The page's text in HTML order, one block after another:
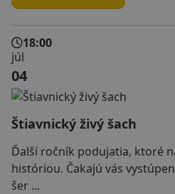
18:00
júl
04
Štiavnický živý šach
Ďalší ročník podujatia, ktoré
históriou. Čakajú vás
šer ...